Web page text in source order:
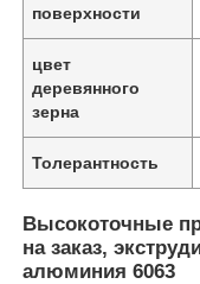
поверхности
цвет
деревянного
зерна
Толерантность
Высокоточные
на заказ,
алюминия 6063